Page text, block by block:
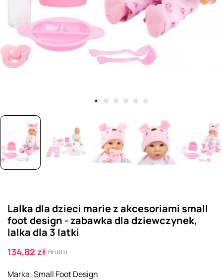
Lalka dla dzieci marie z akcesoriami small
foot design - zabawka dla dziewczynek,
lalka dla 3 latki
134,82 zł Brutto
Marka:Small Foot Design